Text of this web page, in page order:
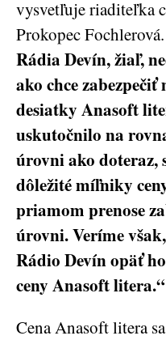
vysvetľuje riaditeľka
Prokopec Fochlerová.
Rádia Devín, žiaľ,
ako chce
desiatky Anasoft
uskutočnilo na
úrovni ako doteraz,
dôležité míľniky
priamom prenose
úrovni. Veríme
Rádio Devín opäť
ceny Anasoft litera.“
Cena Anasoft litera